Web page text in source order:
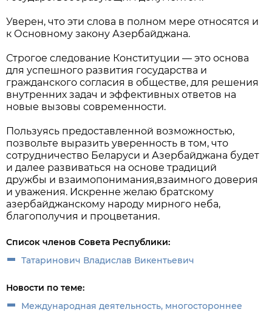
Уверен, что эти слова в полном мере относятся и
к Основному закону Азербайджана.
Строгое следование Конституции — это основа
для успешного развития государства и
гражданского согласия в обществе, для решения
внутренних задач и эффективных ответов на
новые вызовы современности.
Пользуясь предоставленной возможностью,
позвольте выразить уверенность в том, что
сотрудничество Беларуси и Азербайджана будет
и далее развиваться на основе традиций
дружбы и взаимопонимания,взаимного доверия
и уважения. Искренне желаю братскому
азербайджанскому народу мирного неба,
благополучия и процветания.
Список членов Совета Республики:
Татаринович Владислав Викентьевич
Новости по теме:
Международная деятельность, многостороннее